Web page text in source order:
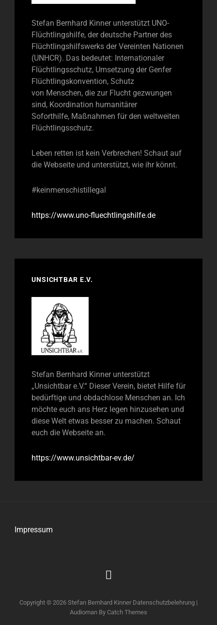
Stefan Bernhard Kinner unterstützt UNO-
Flüchtlingshilfe, der deutsche Partner des
Flüchtlingshilfswerks der Vereinten Nationen
(UNHCR). Das bedeutet: Internationaler
Flüchtlingsschutz, Umsetzung der Genfer
Flüchtlingskonvention, Schutz
von Menschen, die zur Flucht gezwungen
sind, Koordination humanitärer
Soforthilfe, Maßnahmen für den weltweiten
Flüchtlingsschutz.
Leben retten ist kein Verbrechen! Schaut auf
die Webseite und unterstützt, wie ihr könnt.
#keinmenschistillegal
https://www.uno-fluechtlingshilfe.de
UNSICHTBAR E.V.
Stefan Bernhard Kinner unterstützt
„Unsichtbar e.V.“ Dieser Verein, bietet Hilfe für
bedürftige und obdachlose Menschen an. Ich
möchte euch ans Herz legen hinzusehen und
diese Welt etwas besser zu machen. Schaut
euch die Webseite an.
https://www.unsichtbar-ev.de/
Impressum
Copyright © 2026 Stefan Bernhard Kinner Datenschutzbelehrung |
Audioman By Catch Themes